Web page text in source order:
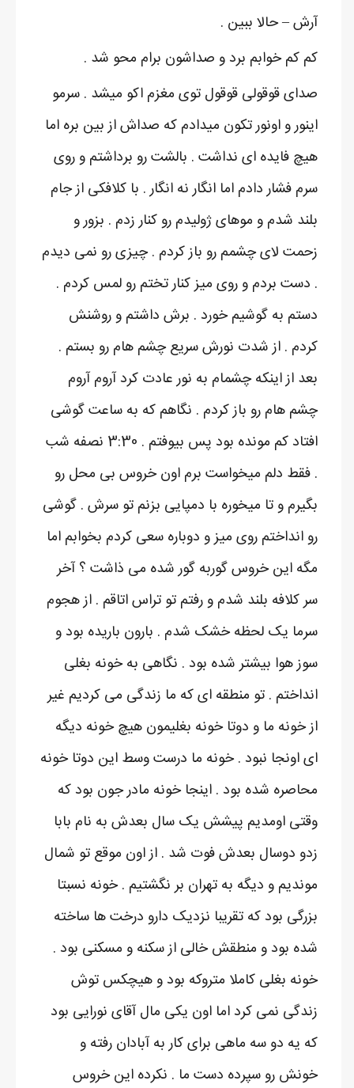
آرش – حالا ببین .
کم کم خوابم برد و صداشون برام محو شد .
صدای قوقولی قوقول توی مغزم اکو میشد . سرمو
اینور و اونور تکون میدادم که صداش از بین بره اما
هیچ فایده ای نداشت . بالشت رو برداشتم و روی
سرم فشار دادم اما انگار نه انگار . با کلافکی از جام
بلند شدم و موهای ژولیدم رو کنار زدم . بزور و
زحمت لای چشمم رو باز کردم . چیزی رو نمی دیدم
. دست بردم و روی میز کنار تختم رو لمس کردم .
دستم به گوشیم خورد . برش داشتم و روشنش
کردم . از شدت نورش سریع چشم هام رو بستم .
بعد از اینکه چشمام به نور عادت کرد آروم آروم
چشم هام رو باز کردم . نگاهم که به ساعت گوشی
افتاد کم مونده بود پس بیوفتم . 3:30 نصفه شب
. فقط دلم میخواست برم اون خروس بی محل رو
بگیرم و تا میخوره با دمپایی بزنم تو سرش . گوشی
رو انداختم روی میز و دوباره سعی کردم بخوابم اما
مگه این خروس گوربه گور شده می ذاشت ؟ آخر
سر کلافه بلند شدم و رفتم تو تراس اتاقم . از هجوم
سرما یک لحظه خشک شدم . بارون باریده بود و
سوز هوا بیشتر شده بود . نگاهی به خونه بغلی
انداختم . تو منطقه ای که ما زندگی می کردیم غیر
از خونه ما و دوتا خونه بغلیمون هیچ خونه دیگه
ای اونجا نبود . خونه ما درست وسط این دوتا خونه
محاصره شده بود . اینجا خونه مادر جون بود که
وقتی اومدیم پیشش یک سال بعدش به نام بابا
زدو دوسال بعدش فوت شد . از اون موقع تو شمال
موندیم و دیگه به تهران بر نگشتیم . خونه نسبتا
بزرگی بود که تقریبا نزدیک دارو درخت ها ساخته
شده بود و منطقش خالی از سکنه و مسکنی بود .
خونه بغلی کاملا متروکه بود و هیچکس توش
زندگی نمی کرد اما اون یکی مال آقای نورایی بود
که یه دو سه ماهی برای کار به آبادان رفته و
خونش رو سپرده دست ما . نکرده این خروس